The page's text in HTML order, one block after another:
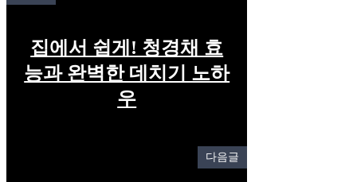
집에서 쉽게! 청경채 효
능과 완벽한 데치기 노하
우
다음글